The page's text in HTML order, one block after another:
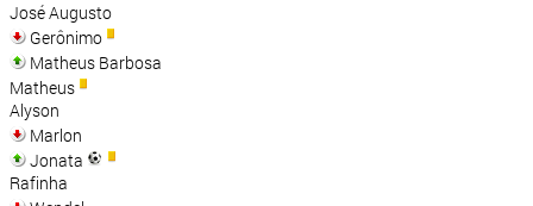
José Augusto
Gerônimo
Matheus Barbosa
Matheus
Alyson
Marlon
Jonata
Rafinha